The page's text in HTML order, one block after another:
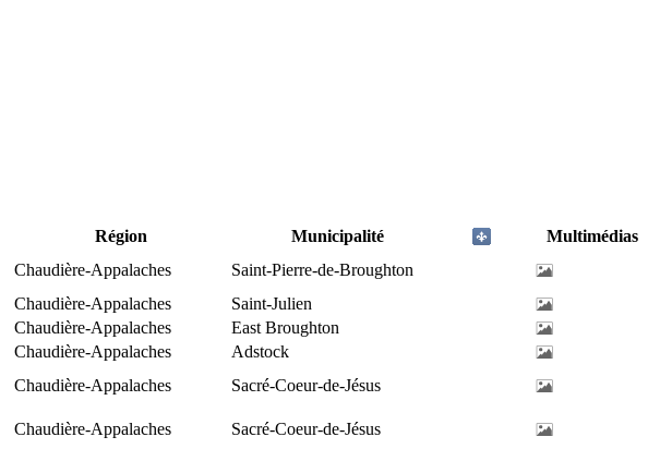
Région Municipalité
Multimédias
Chaudière-Appalaches
Saint-Pierre-de-Broughton
Chaudière-Appalaches
Saint-Julien
Chaudière-Appalaches
East Broughton
Chaudière-Appalaches
Adstock
Chaudière-Appalaches
Sacré-Coeur-de-Jésus
Chaudière-Appalaches
Sacré-Coeur-de-Jésus